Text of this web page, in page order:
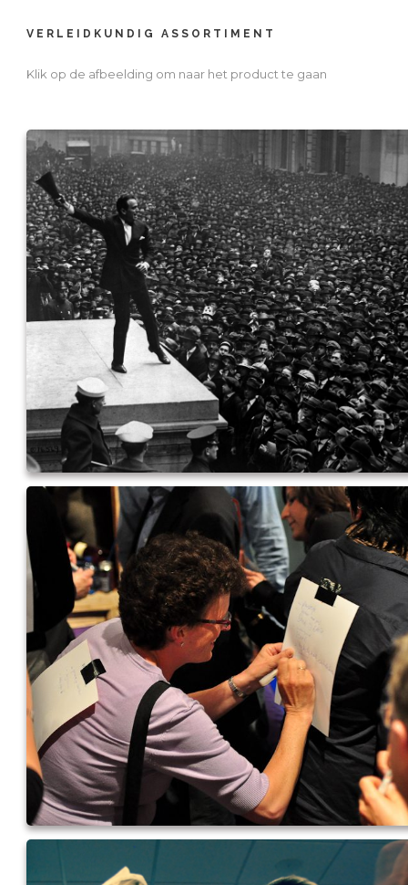
VERLEIDKUNDIG ASSORTIMENT
Klik op de afbeelding om naar het product te gaan